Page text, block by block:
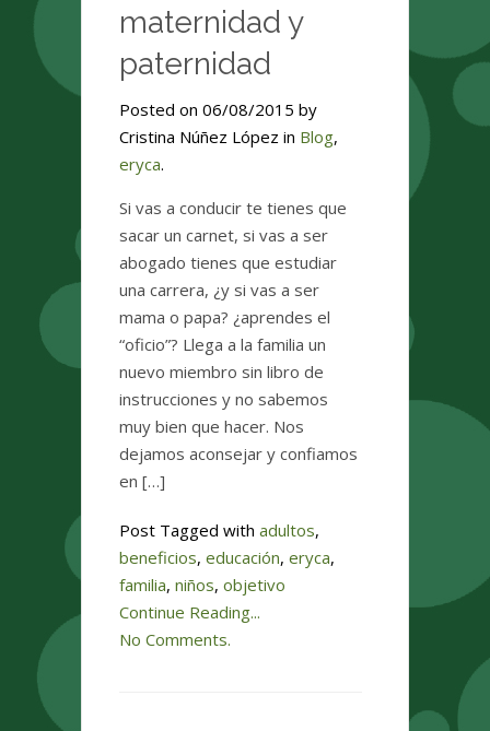
maternidad y
paternidad
Posted on 06/08/2015 by
Cristina Núñez López in Blog,
eryca.
Si vas a conducir te tienes que
sacar un carnet, si vas a ser
abogado tienes que estudiar
una carrera, ¿y si vas a ser
mama o papa? ¿aprendes el
“oficio”? Llega a la familia un
nuevo miembro sin libro de
instrucciones y no sabemos
muy bien que hacer. Nos
dejamos aconsejar y confiamos
en […]
Post Tagged with adultos,
beneficios, educación, eryca,
familia, niños, objetivo
Continue Reading...
No Comments.